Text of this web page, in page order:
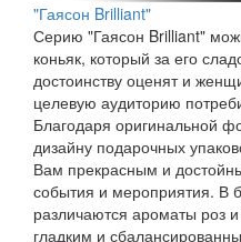
"Гаясон Brilliant"
Серию "Гаясон Brilliant"
коньяк, который за его
достоинству оценят и
целевую аудиторию
Благодаря оригинальной
дизайну подарочных
Вам прекрасным и
события и мероприятия. В
различаются ароматы роз
гладким и